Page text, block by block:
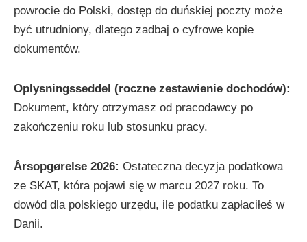
powrocie do Polski, dostęp do duńskiej poczty może
być utrudniony, dlatego zadbaj o cyfrowe kopie
dokumentów.
Oplysningsseddel (roczne zestawienie dochodów):
Dokument, który otrzymasz od pracodawcy po
zakończeniu roku lub stosunku pracy.
Årsopgørelse 2026: Ostateczna decyzja podatkowa
ze SKAT, która pojawi się w marcu 2027 roku. To
dowód dla polskiego urzędu, ile podatku zapłaciłeś w
Danii.